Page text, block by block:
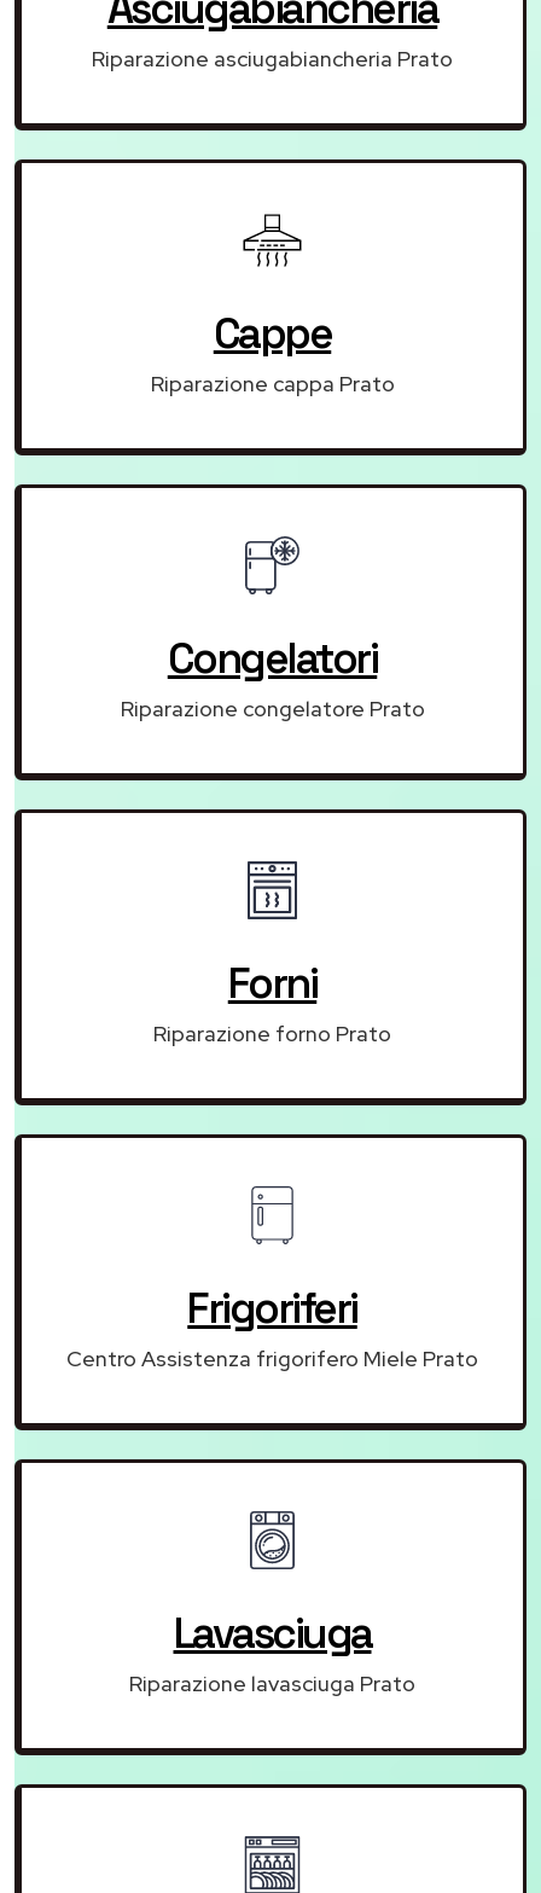
Riparazione asciugabiancheria Prato
Cappe
Riparazione cappa Prato
Congelatori
Riparazione congelatore Prato
Forni
Riparazione forno Prato
Frigoriferi
Centro Assistenza frigorifero Miele Prato
Lavasciuga
Riparazione lavasciuga Prato